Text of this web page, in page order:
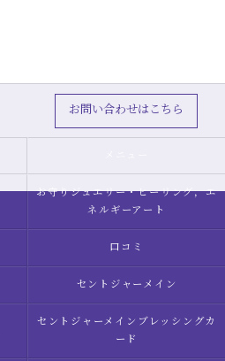
お問い合わせはこちら
お守りジュエリー・ヒーリング，エ
ネルギーアート
口コミ
セントジャーメイン
セントジャーメインブレッシングカ
ード